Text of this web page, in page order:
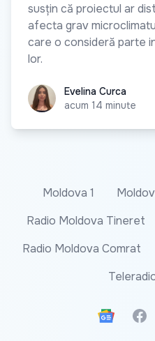
susțin că proiectul ar
afecta grav
care o consideră parte
lor.
Evelina CurcaEvelina Curca
acum 14 minute
Moldova 1
Radio Moldova Tineret
Radio Moldova Comrat
Google